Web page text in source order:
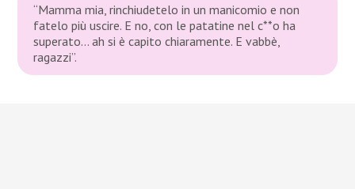
“Mamma mia, rinchiudetelo in un manicomio e non
fatelo più uscire. E no, con le patatine nel c**o ha
superato… ah si è capito chiaramente. E vabbè,
ragazzi”.